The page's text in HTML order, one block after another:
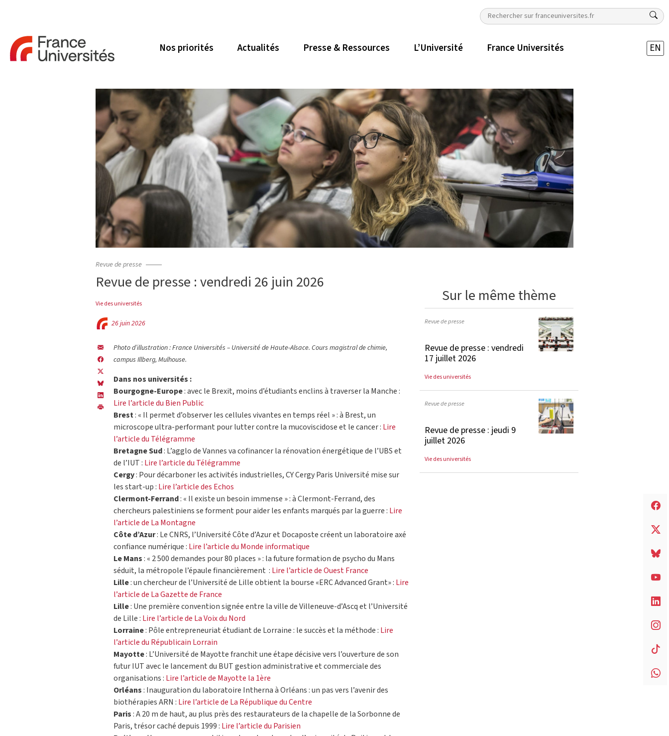
Nos priorités Actualités Presse & Ressources L’Université France Universités EN
Revue de presse
Revue de presse : vendredi 26 juin 2026
Vie des universités
26 juin 2026
Photo d’illustration : France Universités – Université de Haute-Alsace. Cours magistral de chimie,
campus Illberg, Mulhouse.
Dans nos universités :
Bourgogne-Europe: avec le Brexit, moins d’étudiants enclins à traverser la Manche :
Lire l’article du Bien Public
Brest: « Il permet d’observer les cellules vivantes en temps réel » : à Brest, un
microscope ultra-performant pour lutter contre la mucoviscidose et le cancer : Lire
l’article du Télégramme
Bretagne Sud: L’agglo de Vannes va cofinancer la rénovation énergétique de l’UBS et
de l’IUT : Lire l’article du Télégramme
Cergy: Pour décarboner les activités industrielles, CY Cergy Paris Université mise sur
les start-up : Lire l’article des Echos
Clermont-Ferrand: « Il existe un besoin immense » : à Clermont-Ferrand, des
chercheurs palestiniens se forment pour aider les enfants marqués par la guerre : Lire
l’article de La Montagne
Côte d’Azur: Le CNRS, l’Université Côte d’Azur et Docaposte créent un laboratoire axé
confiance numérique : Lire l’article du Monde informatique
Le Mans: « 2 500 demandes pour 80 places » : la future formation de psycho du Mans
séduit, la métropole l’épaule financièrement : Lire l’article de Ouest France
Lille: un chercheur de l’Université de Lille obtient la bourse «ERC Advanced Grant» : Lire
l’article de La Gazette de France
Lille: Une première convention signée entre la ville de Villeneuve-d’Ascq et l’Université
de Lille : Lire l’article de La Voix du Nord
Lorraine: Pôle entrepreneuriat étudiant de Lorraine : le succès et la méthode : Lire
l’article du Républicain Lorrain
Mayotte: L’Université de Mayotte franchit une étape décisive vers l’ouverture de son
futur IUT avec le lancement du BUT gestion administrative et commerciale des
organisations : Lire l’article de Mayotte la 1ère
Orléans: Inauguration du laboratoire Intherna à Orléans : un pas vers l’avenir des
biothérapies ARN : Lire l’article de La République du Centre
Paris: A 20 m de haut, au plus près des restaurateurs de la chapelle de la Sorbonne de
Paris, trésor caché depuis 1999 : Lire l’article du Parisien
Sur le même thème
Revue de presse
Revue de presse : vendredi
17 juillet 2026
Vie des universités
Revue de presse
Revue de presse : jeudi 9
juillet 2026
Vie des universités